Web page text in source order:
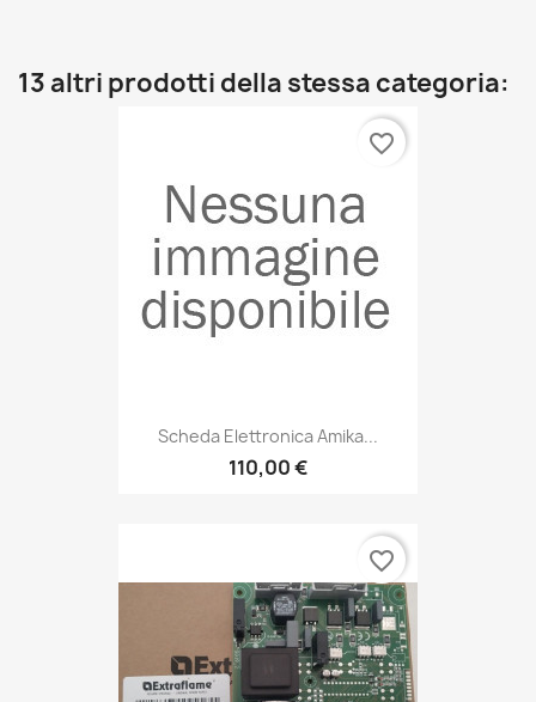
13 altri prodotti della stessa categoria:
Scheda Elettronica Amika...
110,00 €
favorite_border
favorite_border